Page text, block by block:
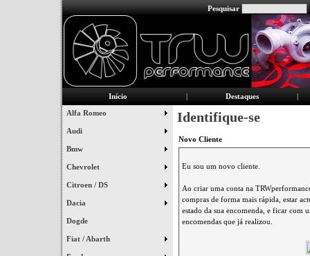
Pesquisar
Início | Destaques
|
Alfa Romeo
Audi
Bmw
Chevrolet
Citroen / DS
Dacia
Dogde
Fiat / Abarth
Identifique-se
Novo Cliente
Eu sou um novo cliente.
Ao criar uma conta na
compras de forma mais rápida, estar
estado da sua encomenda, e ficar com
encomendas que já realizou.